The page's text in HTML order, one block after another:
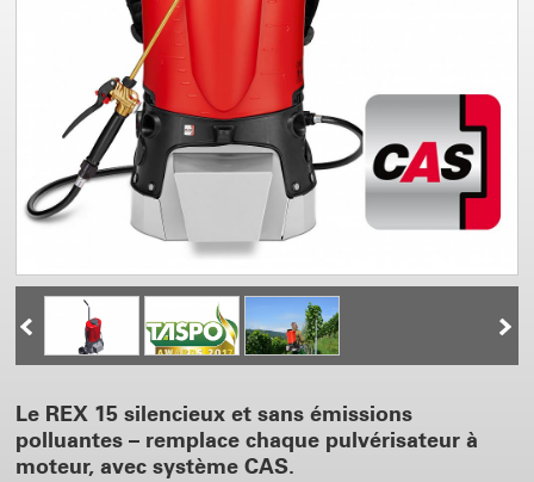
Le REX 15 silencieux et sans émissions
polluantes – remplace chaque pulvérisateur à
moteur, avec système CAS.